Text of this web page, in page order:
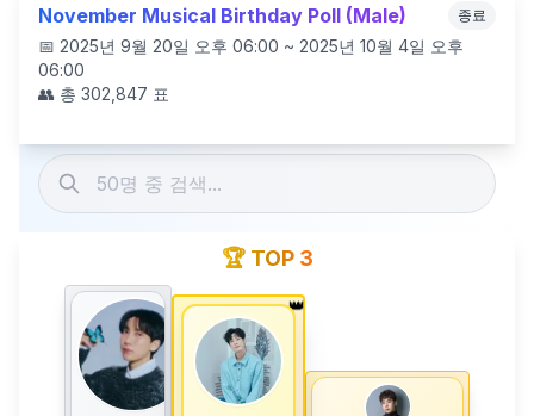
November Musical Birthday Poll (Male) 종료
📅 2025년 9월 20일 오후 06:00 ~ 2025년 10월 4일 오후
06:00
👥 총 302,847 표
🏆 TOP 3
👑